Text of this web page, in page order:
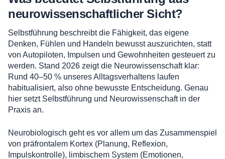
neurowissenschaftlicher Sicht?
Selbstführung beschreibt die Fähigkeit, das eigene
Denken, Fühlen und Handeln bewusst auszurichten, statt
von Autopiloten, Impulsen und Gewohnheiten gesteuert zu
werden. Stand 2026 zeigt die Neurowissenschaft klar:
Rund 40–50 % unseres Alltagsverhaltens laufen
habitualisiert, also ohne bewusste Entscheidung. Genau
hier setzt Selbstführung und Neurowissenschaft in der
Praxis an.
Neurobiologisch geht es vor allem um das Zusammenspiel
von präfrontalem Kortex (Planung, Reflexion,
Impulskontrolle), limbischem System (Emotionen,